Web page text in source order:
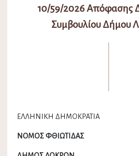
10/59/2026 Απόφασης
Συμβουλίου Δήμου
ΕΛΛΗΝΙΚΗ ΔΗΜΟΚΡΑΤΙΑ
ΝΟΜΟΣ ΦΘΙΩΤΙΔΑΣ